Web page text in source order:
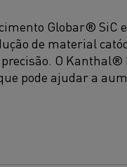
Globar® SiC
de material
O Kanthal®
pode ajudar a